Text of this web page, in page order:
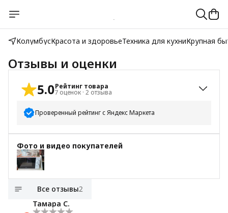
КолумбусКрасота и здоровьеТехника для кухниКрупная
Отзывы и оценки
5.0Рейтинг товара
7 оценок · 2 отзыва
Проверенный рейтинг с Яндекс Маркета
5 звёзд
7
4 звезды
3 звезды
2 звезды
0
1
звезда
Фото и видео покупателей
Все отзывы2
Тамара С.